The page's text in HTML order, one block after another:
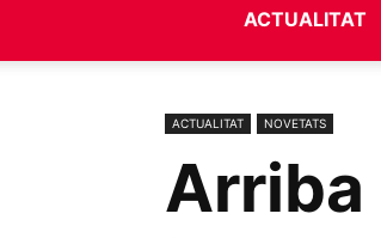
ACTUALITAT
ACTUALITAT NOVETATS
Arriba